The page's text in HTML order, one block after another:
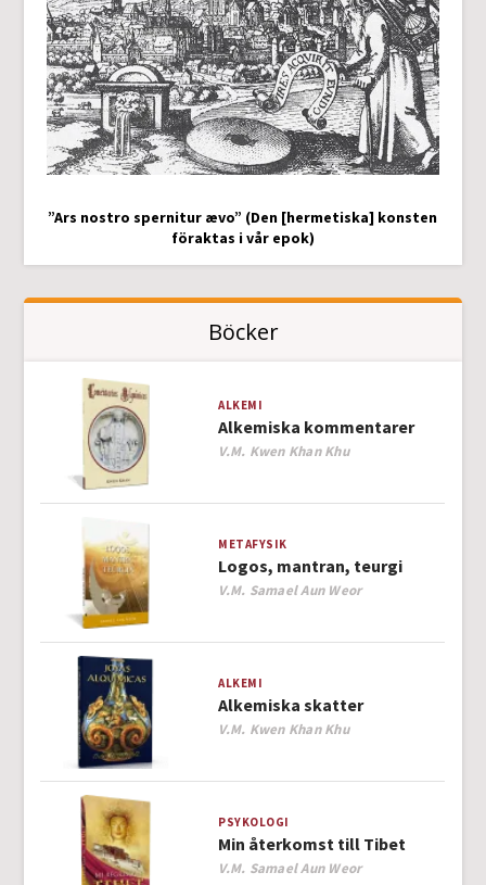
”Ars nostro spernitur ævo” (Den [hermetiska] konsten
föraktas i vår epok)
Böcker
ALKEMI
Alkemiska kommentarer
Author
V.M. Kwen Khan Khu
METAFYSIK
Logos, mantran, teurgi
Author
V.M. Samael Aun Weor
ALKEMI
Alkemiska skatter
Author
V.M. Kwen Khan Khu
PSYKOLOGI
Min återkomst till Tibet
Author
V.M. Samael Aun Weor